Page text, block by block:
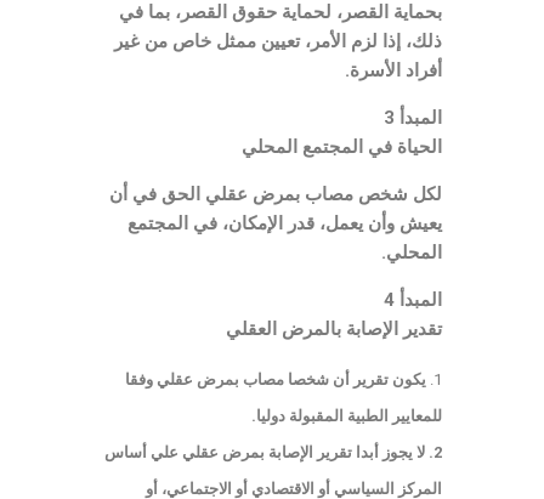
بحماية القصر، لحماية حقوق القصر، بما في
ذلك، إذا لزم الأمر، تعيين ممثل خاص من غير
أفراد الأسرة.
المبدأ 3
الحياة في المجتمع المحلي
لكل شخص مصاب بمرض عقلي الحق في أن
يعيش وأن يعمل، قدر الإمكان، في المجتمع
المحلي.
المبدأ 4
تقدير الإصابة بالمرض العقلي
يكون تقرير أن شخصا مصاب بمرض عقلي وفقا
للمعايير الطبية المقبولة دوليا.
2. لا يجوز أبدا تقرير الإصابة بمرض عقلي علي أساس
المركز السياسي أو الاقتصادي أو الاجتماعي، أو